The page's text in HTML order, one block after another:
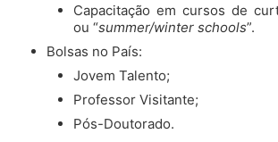
Capacitação em cursos de
ou “summer/winter schools”.
Bolsas no País:
Jovem Talento;
Professor Visitante;
Pós-Doutorado.